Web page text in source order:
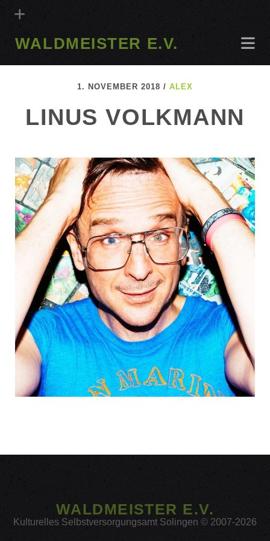
WALDMEISTER E.V.
1. NOVEMBER 2018 /ALEX
LINUS VOLKMANN
WALDMEISTER E.V.
Kulturelles Selbstversorgungsamt Solingen © 2007-2026